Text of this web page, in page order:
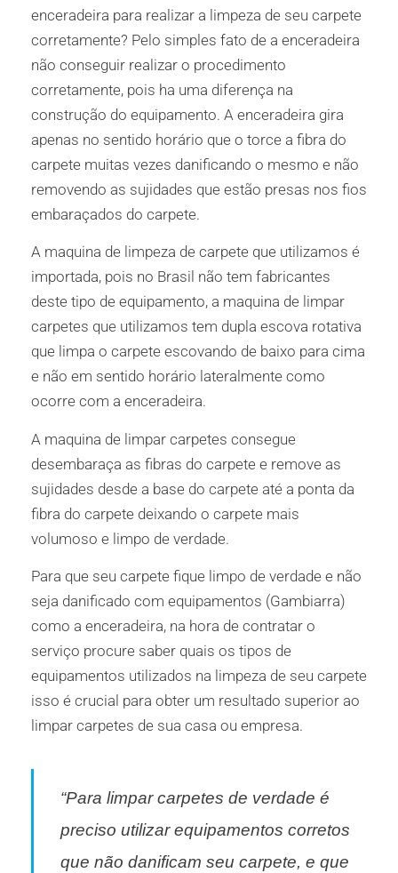
enceradeira para realizar a limpeza de seu carpete
corretamente? Pelo simples fato de a enceradeira
não conseguir realizar o procedimento
corretamente, pois ha uma diferença na
construção do equipamento. A enceradeira gira
apenas no sentido horário que o torce a fibra do
carpete muitas vezes danificando o mesmo e não
removendo as sujidades que estão presas nos fios
embaraçados do carpete.
A maquina de limpeza de carpete que utilizamos é
importada, pois no Brasil não tem fabricantes
deste tipo de equipamento, a maquina de limpar
carpetes que utilizamos tem dupla escova rotativa
que limpa o carpete escovando de baixo para cima
e não em sentido horário lateralmente como
ocorre com a enceradeira.
A maquina de limpar carpetes consegue
desembaraça as fibras do carpete e remove as
sujidades desde a base do carpete até a ponta da
fibra do carpete deixando o carpete mais
volumoso e limpo de verdade.
Para que seu carpete fique limpo de verdade e não
seja danificado com equipamentos (Gambiarra)
como a enceradeira, na hora de contratar o
serviço procure saber quais os tipos de
equipamentos utilizados na limpeza de seu carpete
isso é crucial para obter um resultado superior ao
limpar carpetes de sua casa ou empresa.
“Para limpar carpetes de verdade é
preciso utilizar equipamentos corretos
que não danificam seu carpete, e que